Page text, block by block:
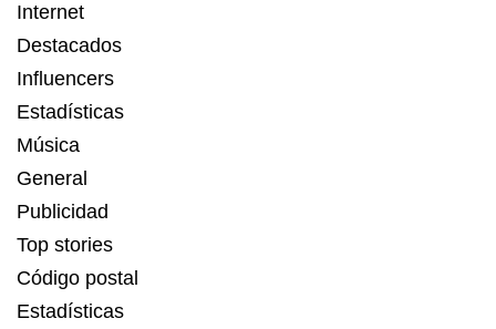
Internet
Destacados
Influencers
Estadísticas
Música
General
Publicidad
Top stories
Código postal
Estadísticas